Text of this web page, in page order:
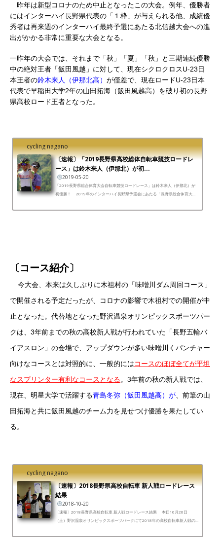
昨年は新型コロナのため中止となったこの大会。例年、優勝者
にはインターハイ長野県代表の「１枠」が与えられる他、成績優
秀者は再来週のインターハイ最終予選にあたる北信越大会への進
出がかかる非常に重要な大会となる。
一昨年の大会では、それまで「秋」「夏」「秋」と三期連続優勝
中の絶対王者「飯田風越」に対して、現在シクロクロスU-23日
本王者の鈴木来人（伊那北高） が僅差で、現在ロードU-23日本
代表で早稲田大学2年の山田拓海（飯田風越高）を破り初の長野
県高校ロード王者となった。
cycling nagano
〔速報〕「2019長野県高校総体自転車競技ロードレ
ース」は鈴木来人（伊那北）が初...
2019-05-20
「2019長野県総合体育大会自転車競技ロードレース」は鈴木来人（伊那北）が
初優勝！ 2019年のインターハイ長野県予選会にあたる「長野県総合体育大会
〔コース紹介〕
今大会、本来は久しぶりに木祖村の「味噌川ダム周回コース」
で開催される予定だったが、コロナの影響で木祖村での開催が中
止となった。代替地となった野沢温泉オリンピックスポーツパー
クは、3年前までの秋の高校新人戦が行われていた「長野五輪バ
イアスロン」の会場で、アップダウンが多い味噌川くパンチャー
向けなコースとは対照的に、一般的にはコースのほぼ全てが平坦
なスプリンター有利なコースとなる。3年前の秋の新人戦では、
現在、明星大学で活躍する青島冬弥（飯田風越高）が 、前筆の山
田拓海と共に飯田風越のチーム力を見せつけ優勝を果たしてい
る。
cycling nagano
〔速報〕2018長野県高校自転車 新人戦ロードレース
結果
2018-10-20
〔速報〕2018長野県高校自転車 新人戦ロードレース結果 本日10月20日
（土）野沢温泉オリンピックスポーツパークにて2018年の高校自転車新人戦の